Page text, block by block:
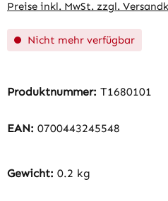
Preise inkl. MwSt. zzgl.
Nicht mehr verfügbar
Produktnummer: T1680101
EAN: 0700443245548
Gewicht: 0.2 kg